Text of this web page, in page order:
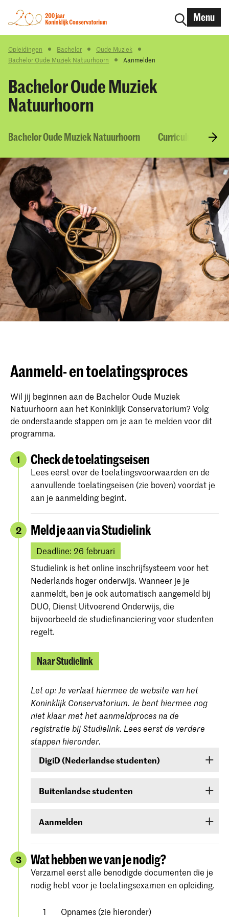
Menu
Opleidingen Bachelor
Oude Muziek
Bachelor Oude Muziek Natuurhoorn
Aanmelden
Bachelor Oude Muziek
Natuurhoorn
Bachelor Oude Muziek Natuurhoorn Curriculum &
Aanmeld- en toelatingsproces
Wil jij beginnen aan de Bachelor Oude Muziek
Natuurhoorn aan het Koninklijk Conservatorium? Volg
de onderstaande stappen om je aan te melden voor dit
programma.
1 Check de toelatingseisen
Lees eerst over de toelatingsvoorwaarden en de
aanvullende toelatingseisen (zie boven) voordat je
aan je aanmelding begint.
2 Meld je aan via Studielink
Deadline: 26 februari
Studielink is het online inschrijfsysteem voor het
Nederlands hoger onderwijs. Wanneer je je
aanmeldt, ben je ook automatisch aangemeld bij
DUO, Dienst Uitvoerend Onderwijs, die
bijvoorbeeld de studiefinanciering voor studenten
regelt.
Naar Studielink
Let op: Je verlaat hiermee de website van het
Koninklijk Conservatorium. Je bent hiermee nog
niet klaar met het aanmeldproces na de
registratie bij Studielink. Lees eerst de verdere
stappen hieronder.
DigiD (Nederlandse studenten)
inloggen met je DigiD. Heb je die nog niet, vraag
dagen duren voordat je de inlogcodes ontvangt.
Buitenlandse studenten
een gebruikersnaam en wachtwoord die je in
Aanmelden
keuze onder Hogeschool der Kunsten Den Haag
(Koninklijke Academie/Koninklijk
Conservatorium Den Haag). Volg alle stappen
zorgvuldig en bevestig je aanmelding.
3 Wat hebben we van je nodig?
Verzamel eerst alle benodigde documenten die je
nodig hebt voor je toelatingsexamen en opleiding.
Opnames (zie hieronder)